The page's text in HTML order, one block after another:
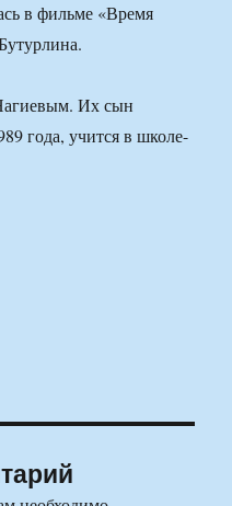
в фильме «Время
Их сын
года, учится в школе-